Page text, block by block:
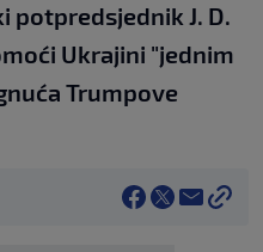
potpredsjednik J. D.
Ukrajini "jednim
Trumpove